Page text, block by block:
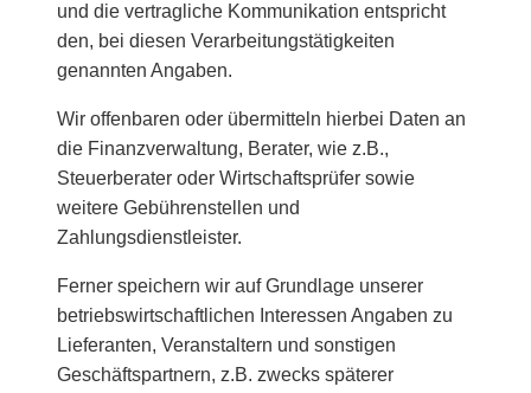
und die vertragliche Kommunikation entspricht
den, bei diesen Verarbeitungstätigkeiten
genannten Angaben.
Wir offenbaren oder übermitteln hierbei Daten an
die Finanzverwaltung, Berater, wie z.B.,
Steuerberater oder Wirtschaftsprüfer sowie
weitere Gebührenstellen und
Zahlungsdienstleister.
Ferner speichern wir auf Grundlage unserer
betriebswirtschaftlichen Interessen Angaben zu
Lieferanten, Veranstaltern und sonstigen
Geschäftspartnern, z.B. zwecks späterer